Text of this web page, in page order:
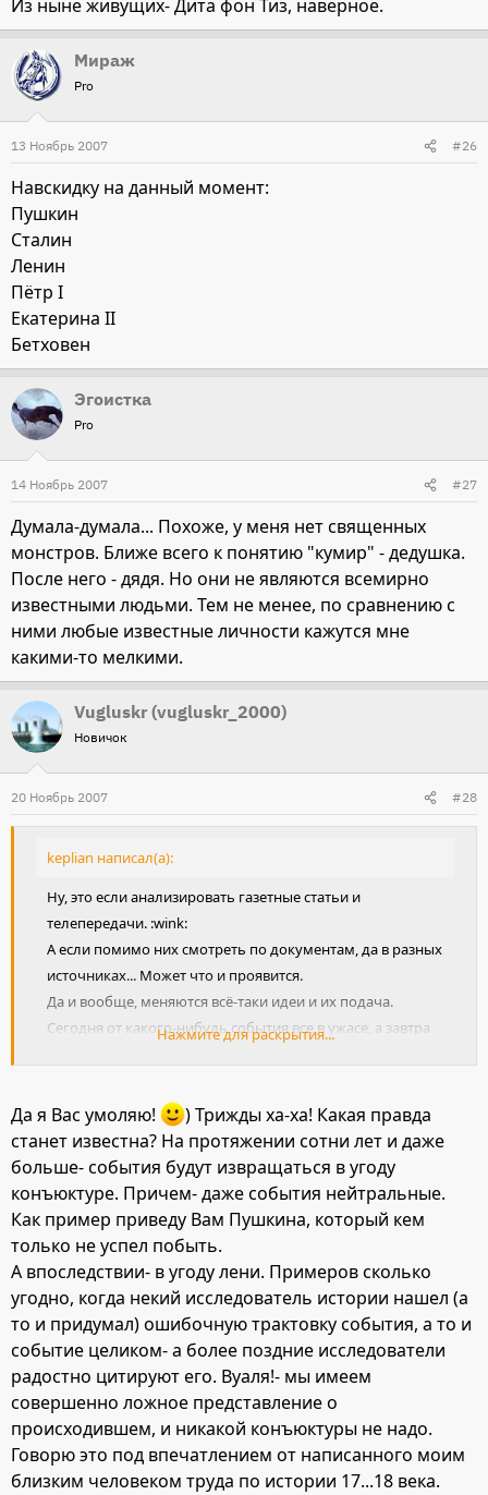
Из ныне живущих- Дита фон Тиз, наверное.
Мираж
Pro
13 Ноябрь 2007 #26
Навскидку на данный момент:
Пушкин
Сталин
Ленин
Пётр I
Екатерина II
Бетховен
Эгоистка
Pro
14 Ноябрь 2007 #27
Думала-думала... Похоже, у меня нет священных
монстров. Ближе всего к понятию "кумир" - дедушка.
После него - дядя. Но они не являются всемирно
известными людьми. Тем не менее, по сравнению с
ними любые известные личности кажутся мне
какими-то мелкими.
Vugluskr (vugluskr_2000)
Новичок
20 Ноябрь 2007 #28
keplian написал(а):
Ну, это если анализировать газетные статьи и
телепередачи. :wink:
А если помимо них смотреть по документам, да в разных
источниках... Может что и проявится.
Да и вообще, меняются всё-таки идеи и их подача.
Сегодня от какого-нибудь события все в ужасе, а завтра
Нажмите для раскрытия...
Да я Вас умоляю!
) Трижды ха-ха! Какая правда
станет известна? На протяжении сотни лет и даже
больше- события будут извращаться в угоду
конъюктуре. Причем- даже события нейтральные.
Как пример приведу Вам Пушкина, который кем
только не успел побыть.
А впоследствии- в угоду лени. Примеров сколько
угодно, когда некий исследователь истории нашел (а
то и придумал) ошибочную трактовку события, а то и
событие целиком- а более поздние исследователи
радостно цитируют его. Вуаля!- мы имеем
совершенно ложное представление о
происходившем, и никакой конъюктуры не надо.
Говорю это под впечатлением от написанного моим
близким человеком труда по истории 17...18 века.